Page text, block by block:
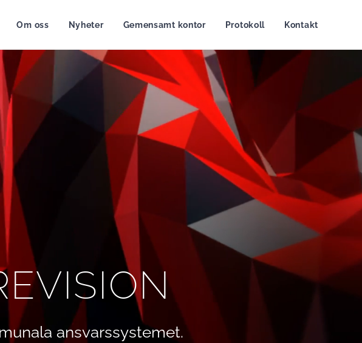
Om oss Nyheter Gemensamt kontor Protokoll Kontakt
ansvarssystemet.